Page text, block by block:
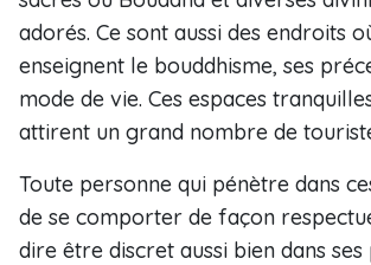
adorés. Ce sont aussi des endroits
enseignent le bouddhisme, ses
mode de vie. Ces espaces
attirent un grand nombre de
Toute personne qui pénètre dans
de se comporter de façon
dire être discret aussi bien dans ses